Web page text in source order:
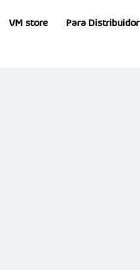
VM store Para Distribuidor